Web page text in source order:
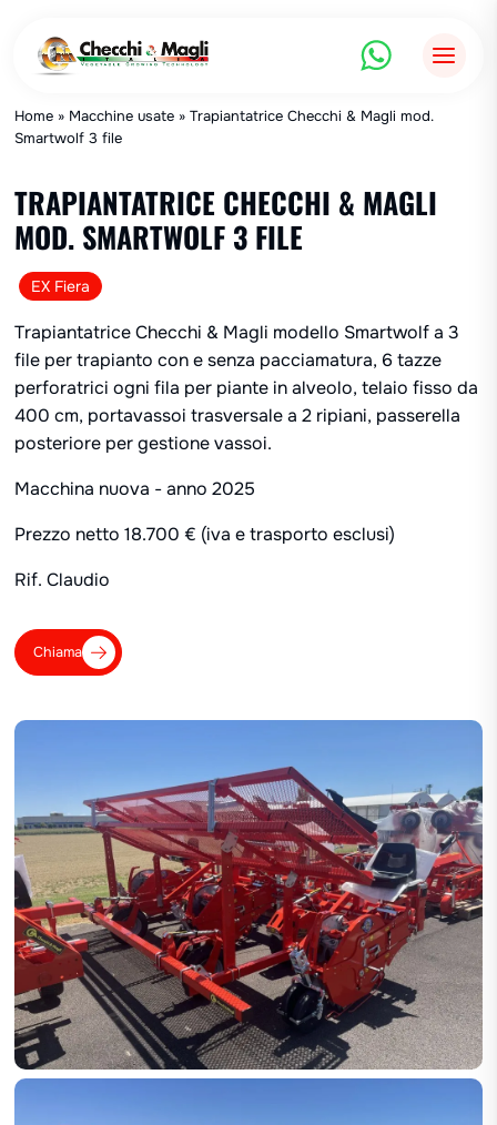
contenuto
Home » Macchine usate »Trapiantatrice Checchi & Magli mod.
Smartwolf 3 file
TRAPIANTATRICE CHECCHI & MAGLI
MOD. SMARTWOLF 3 FILE
EX Fiera
Trapiantatrice Checchi & Magli modello Smartwolf a 3
file per trapianto con e senza pacciamatura, 6 tazze
perforatrici ogni fila per piante in alveolo, telaio fisso da
400 cm, portavassoi trasversale a 2 ripiani, passerella
posteriore per gestione vassoi.
Macchina nuova - anno 2025
Prezzo netto 18.700 € (iva e trasporto esclusi)
Rif. Claudio
Chiama